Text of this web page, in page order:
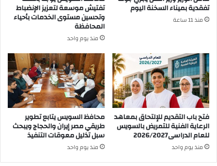
تفقدية بميناء السخنة اليوم
منذ 11 ساعة
تفتيش موسعة لتعزيز الإنضباط
وتحسين مستوى الخدمات بأحياء
المحافظة
منذ يوم واحد
فتح باب التقديم للإلتحاق بمعاهد
الرعاية الفنية للتمريض بالسويس
للعام الدراسى2026/2027
منذ يوم واحد
محافظ السويس يتابع تطوير
طريقي مصر إيران والحجاج ويبحث
سبل تذليل معوقات التنفيذ
منذ يوم واحد